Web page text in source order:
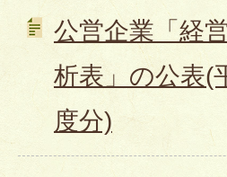
公営企業「経
析表」の公表(
度分)